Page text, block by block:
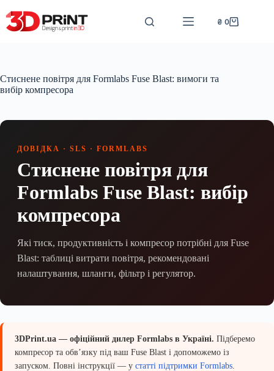
до
вмісту
Кошик
₴ 0
Стиснене повітря для Formlabs Fuse Blast: вимоги та
вибір компресора
ДОВІДКА · SLS · FORMLABS
Стиснене повітря для
Formlabs Fuse Blast: вибір
компресора
Які тиск, продуктивність і компресор потрібні для Fuse
Blast: таблиці витрати повітря, рекомендовані
налаштування, шланги, фільтр і регулятор.
3DPrint.ua — офіційний дилер Formlabs в Україні. Підберемо
компресор та обв’язку під ваш Fuse Blast і допоможемо із
запуском. Повні інструкції — у статті підтримки Formlabs.